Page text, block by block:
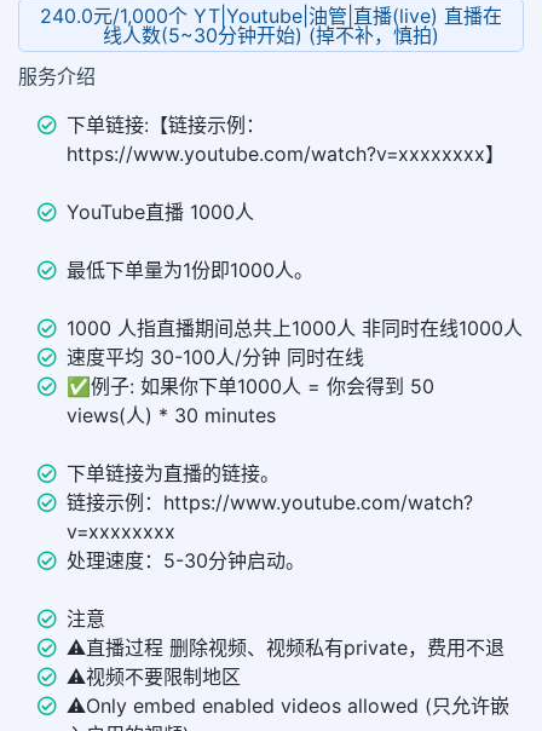
240.0元/1,000个 YT|Youtube|油管|直播(live) 直播在
线人数(5~30分钟开始) (掉不补，慎拍)
服务介绍
下单链接:【链接示例：
https://www.youtube.com/watch?v=xxxxxxxx】
YouTube直播 1000人
最低下单量为1份即1000人。
1000 人指直播期间总共上1000人 非同时在线1000人
速度平均 30-100人/分钟 同时在线
✅例子: 如果你下单1000人 = 你会得到 50
views(人) * 30 minutes
下单链接为直播的链接。
链接示例：https://www.youtube.com/watch?
v=xxxxxxxx
处理速度：5-30分钟启动。
注意
⚠️直播过程 删除视频、视频私有private，费用不退
⚠️视频不要限制地区
⚠️Only embed enabled videos allowed (只允许嵌